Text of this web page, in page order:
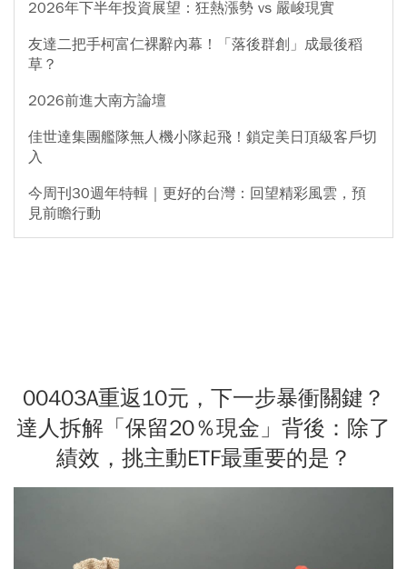
2026年下半年投資展望：狂熱漲勢 vs 嚴峻現實
友達二把手柯富仁裸辭內幕！「落後群創」成最後稻
草？
2026前進大南方論壇
佳世達集團艦隊無人機小隊起飛！鎖定美日頂級客戶切
入
今周刊30週年特輯｜更好的台灣：回望精彩風雲，預
見前瞻行動
00403A重返10元，下一步暴衝關鍵？
達人拆解「保留20％現金」背後：除了
績效，挑主動ETF最重要的是？